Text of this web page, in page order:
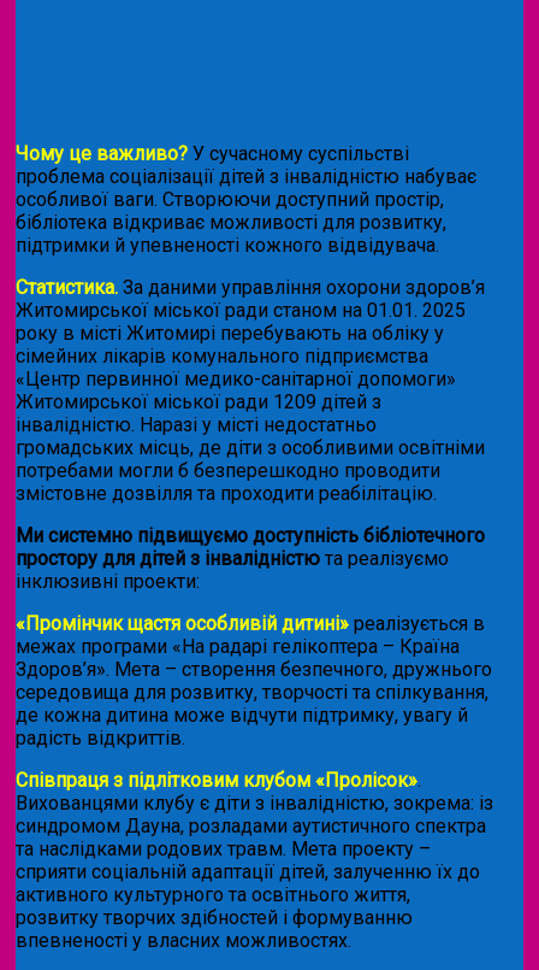
Чому це важливо? У сучасному суспільстві
проблема соціалізації дітей з інвалідністю набуває
особливої ваги. Створюючи доступний простір,
бібліотека відкриває можливості для розвитку,
підтримки й упевненості кожного відвідувача.
Статистика. За даними управління охорони здоров’я
Житомирської міської ради станом на 01.01. 2025
року в місті Житомирі перебувають на обліку у
сімейних лікарів комунального підприємства
«Центр первинної медико-санітарної допомоги»
Житомирської міської ради 1209 дітей з
інвалідністю. Наразі у місті недостатньо
громадських місць, де діти з особливими освітніми
потребами могли б безперешкодно проводити
змістовне дозвілля та проходити реабілітацію.
Ми системно підвищуємо доступність бібліотечного
простору для дітей з інвалідністю та реалізуємо
інклюзивні проекти:
«Промінчик щастя особливій дитині» реалізується в
межах програми «На радарі гелікоптера – Країна
Здоров’я». Мета – створення безпечного, дружнього
середовища для розвитку, творчості та спілкування,
де кожна дитина може відчути підтримку, увагу й
радість відкриттів.
Співпраця з підлітковим клубом «Пролісок».
Вихованцями клубу є діти з інвалідністю, зокрема: із
синдромом Дауна, розладами аутистичного спектра
та наслідками родових травм. Мета проекту –
сприяти соціальній адаптації дітей, залученню їх до
активного культурного та освітнього життя,
розвитку творчих здібностей і формуванню
впевненості у власних можливостях.